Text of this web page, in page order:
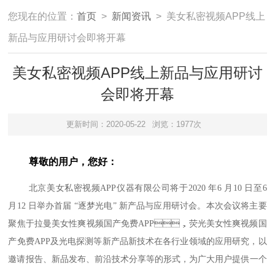
您现在的位置：首页 > 新闻资讯 > 美女私密视频APP线上
新品与应用研讨会即将开幕
美女私密视频APP线上新品与应用研讨
会即将开幕
更新时间：2020-05-22 浏览：1977次
尊敬的用户，您好：
北京美女私密视频APP仪器有限公司将于2020 年6 月10 日至6
月12 日举办首届 “逐梦光电” 新产品与应用研讨会。本次会议将主要
聚焦于拉曼美女性爽视频国产免费APP，荧光美女性爽视频国
产免费APP及光电探测等新产品新技术在各行业领域的应用研究，以
邀请报告、新品发布、前沿技术分享等的形式，为广大用户提供一个